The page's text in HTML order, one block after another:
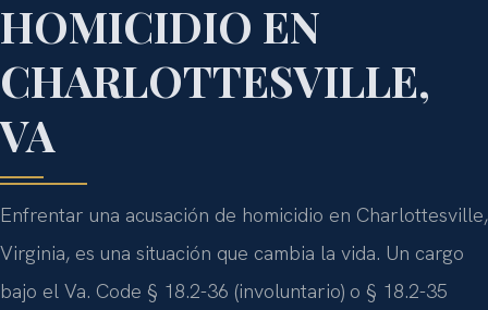
HOMICIDIO EN
CHARLOTTESVILLE,
VA
Enfrentar una acusación de homicidio en Charlottesville,
Virginia, es una situación que cambia la vida. Un cargo
bajo el Va. Code § 18.2-36 (involuntario) o § 18.2-35